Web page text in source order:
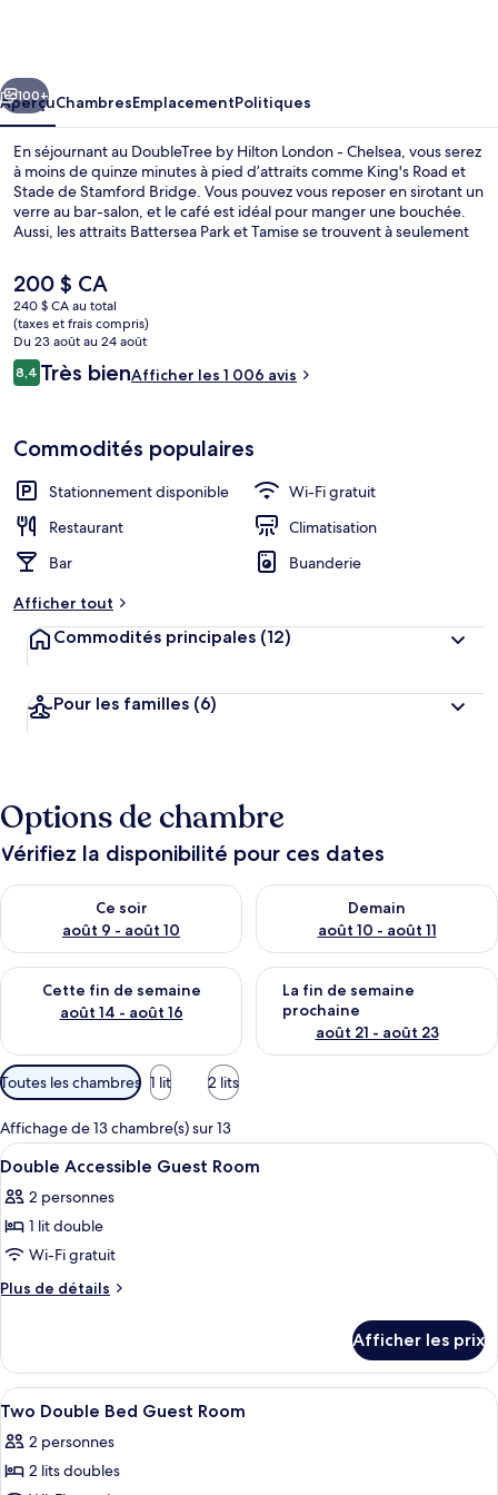
London
-
Chelsea
Suivant
100+
AperçuChambresEmplacementPolitiques
En séjournant au DoubleTree by Hilton London - Chelsea, vous serez
à moins de quinze minutes à pied d’attraits comme King's Road et
Stade de Stamford Bridge. Vous pouvez vous reposer en sirotant un
verre au bar-salon, et le café est idéal pour manger une bouchée.
Aussi, les attraits Battersea Park et Tamise se trouvent à seulement
des éléments très prisés par les voyageurs. Le transport en commun
se trouve à proximité : Station de métro Fullham Broadway est à
seulement 14 minutes à pied.
Le
prix
actuel
est
de 200 $ CA
200 $ CA
240 $ CA au total
(taxes et frais compris)
Du 23 août au 24 août
Avis
8,48,4 sur 10 –
Très bienAfficher les 1 006 avis
Commodités populaires
Stationnement disponible
Wi-Fi gratuit
Restaurant
Climatisation
Bar
Buanderie
Afficher tout
Commodités principales (12)
Pour les familles (6)
Options de chambre
Vérifiez la disponibilité pour ces dates
Ce soir
août 9 - août 10
Vérifier la disponibilité pour ce soir août 9 - août 10
Demain
août 10 - août 11
Vérifier la disponibilité pour
Cette fin de semaine
août 14 - août 16
Vérifier la disponibilité pour cette fin de semaine août 14 -
La fin de semaine
prochaine
août 21 - août 23
Vérifier la disponibilité pour
Filtres
disponibles
pour
les
chambres
Toutes les chambres 1 lit 2 lits
Affichage de 13 chambre(s) sur 13
Afficher
toutes
les
photos
pour
ce
chambre :
Double
Accessible
Guest
Room
Une chambre d’hôtel avec un
10
Double Accessible Guest Room
2 personnes
1 lit double
Wi-Fi gratuit
Plus de détails
Plus
Double
Accessible
Guest
Afficher les prix
Afficher
toutes
les
photos
Une chambre d’hôtel avec deux
16
Two Double Bed Guest Room
2 personnes
2 lits doubles